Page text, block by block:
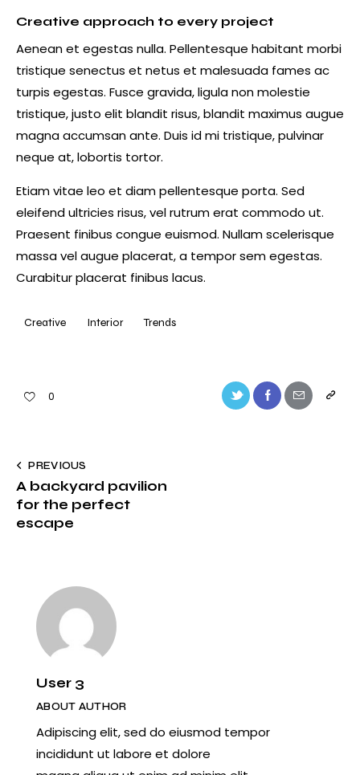
Creative approach to every project
Aenean et egestas nulla. Pellentesque habitant morbi
tristique senectus et netus et malesuada fames ac
turpis egestas. Fusce gravida, ligula non molestie
tristique, justo elit blandit risus, blandit maximus augue
magna accumsan ante. Duis id mi tristique, pulvinar
neque at, lobortis tortor.
Etiam vitae leo et diam pellentesque porta. Sed
eleifend ultricies risus, vel rutrum erat commodo ut.
Praesent finibus congue euismod. Nullam scelerisque
massa vel augue placerat, a tempor sem egestas.
Curabitur placerat finibus lacus.
Creative Interior Trends
0
Twitter-Facebook
Share-Copy
Navegación
de
entradas
PREVIOUS
A backyard pavilion
for the perfect
escape
User 3
ABOUT AUTHOR
Adipiscing elit, sed do eiusmod tempor
incididunt ut labore et dolore